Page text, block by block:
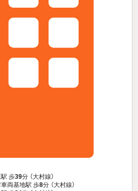
歩39分 （大村線）
車両基地駅 歩8分 （大村線）